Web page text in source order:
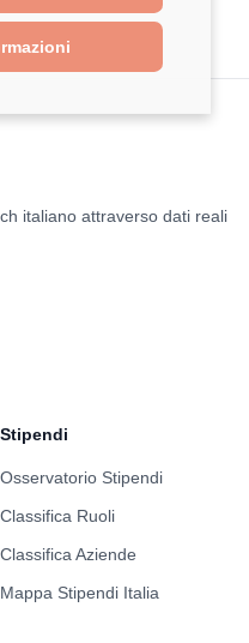
italiano attraverso dati reali
Stipendi
Osservatorio Stipendi
Classifica Ruoli
Classifica Aziende
Mappa Stipendi Italia